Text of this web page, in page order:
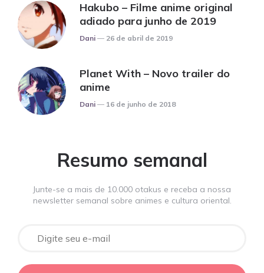
Hakubo – Filme anime original
adiado para junho de 2019
Posted
Dani 26 de abril de 2019
Planet With – Novo trailer do
anime
Posted
Dani 16 de junho de 2018
Resumo semanal
Junte-se a mais de 10.000 otakus e receba a nossa
newsletter semanal sobre animes e cultura oriental.